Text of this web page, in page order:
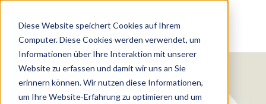
Diese Website speichert Cookies auf Ihrem
Computer. Diese Cookies werden verwendet, um
Informationen über Ihre Interaktion mit unserer
Website zu erfassen und damit wir uns an Sie
erinnern können. Wir nutzen diese Informationen,
um Ihre Website-Erfahrung zu optimieren und um